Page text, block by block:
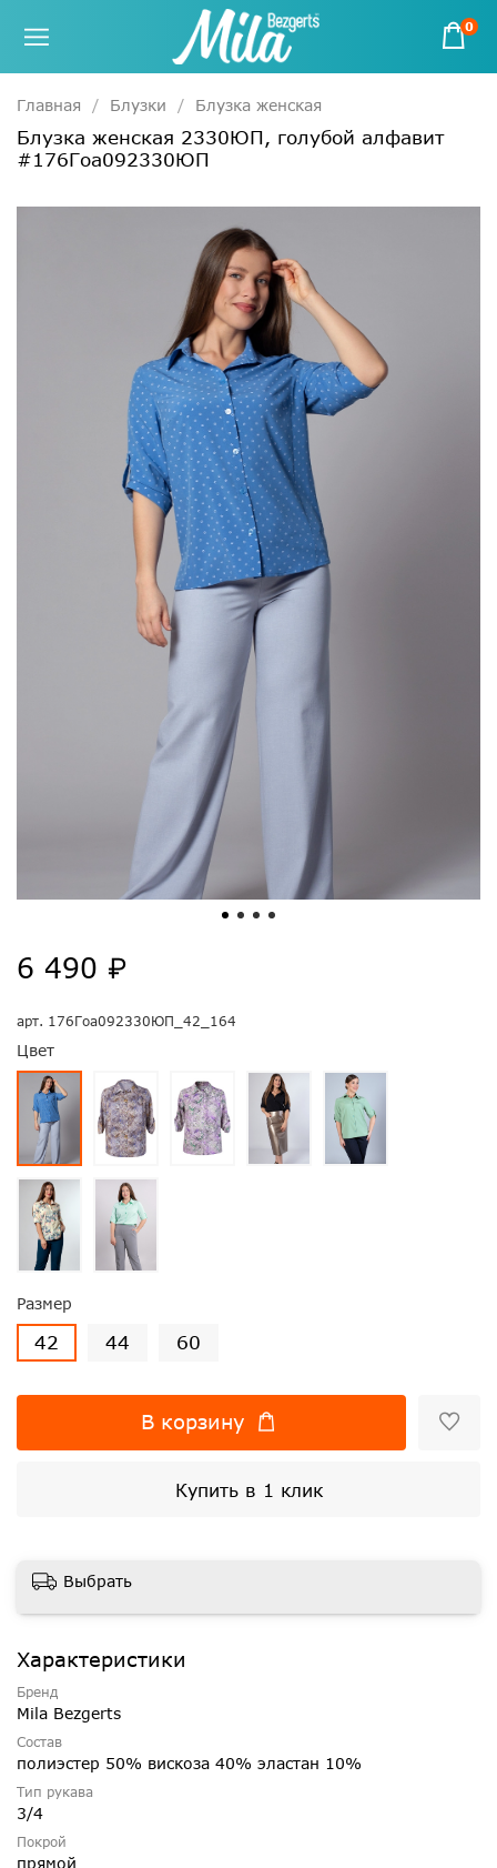
0
Главная Блузки Блузка женская
Блузка женская 2330ЮП, голубой алфавит
#176Гоа092330ЮП
арт. 176Гоа092330ЮП_42_164
Цвет
Размер
42 44 60
6 490 ₽
В корзину
Купить в 1 клик
Выбрать
Характеристики
Бренд
Mila Bezgerts
Состав
полиэстер 50% вискоза 40% эластан 10%
Тип рукава
3/4
Покрой
прямой